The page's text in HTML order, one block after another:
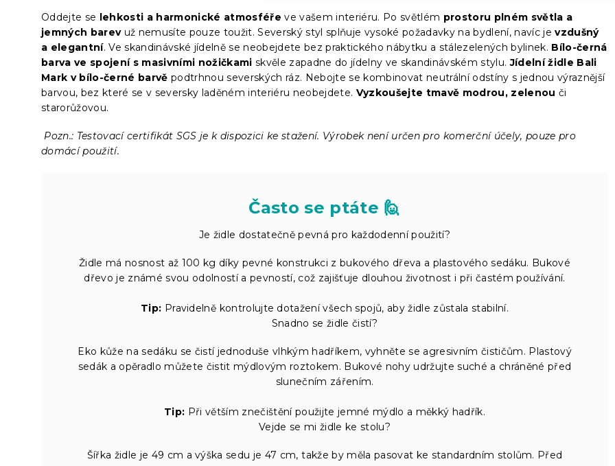
Oddejte se lehkosti a harmonické atmosféře ve vašem interiéru. Po světlém prostoru plném světla a
jemných barevuž nemusíte pouze toužit. Severský styl splňuje vysoké požadavky na bydlení, navíc jevzdušný
a elegantní. Ve skandinávské jídelně se neobejdete bez praktického nábytku a stálezelených bylinek. Bílo-černá
barva ve spojení s masivními nožičkami skvěle zapadne do jídelny ve skandinávském stylu. Jídelní židle Bali
Mark v bílo-černé barvě podtrhnou severských ráz. Nebojte se kombinovat neutrální odstíny s jednou výraznější
barvou, bez které se v seversky laděném interiéru neobejdete. Vyzkoušejte tmavě modrou, zelenou či
starorůžovou.
Pozn.: Testovací certifikát SGS je k dispozici ke stažení. Výrobek není určen pro komerční účely, pouze pro
domácí použití.
Často se ptáte 🙋
Je židle dostatečně pevná pro každodenní použití?
Židle má nosnost až 100 kg díky pevné konstrukci z bukového dřeva a plastového sedáku. Bukové
dřevo je známé svou odolností a pevností, což zajišťuje dlouhou životnost i při častém používání.
Tip: Pravidelně kontrolujte dotažení všech spojů, aby židle zůstala stabilní.
Snadno se židle čistí?
Eko kůže na sedáku se čistí jednoduše vlhkým hadříkem, vyhněte se agresivním čističům. Plastový
sedák a opěradlo můžete čistit mýdlovým roztokem. Bukové nohy udržujte suché a chráněné před
slunečním zářením.
Tip: Při větším znečištění použijte jemné mýdlo a měkký hadřík.
Vejde se mi židle ke stolu?
Šířka židle je 49 cm a výška sedu je 47 cm, takže by měla pasovat ke standardním stolům. Před